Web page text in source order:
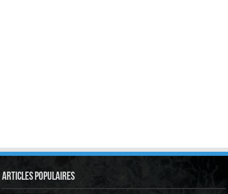
Articles Populaires